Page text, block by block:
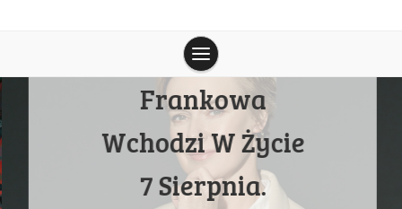
Nowa Ustawa
Frankowa
Wchodzi W Życie
7 Sierpnia.